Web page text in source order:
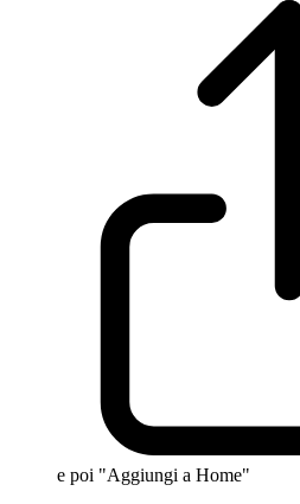
e poi "Aggiungi a Home"